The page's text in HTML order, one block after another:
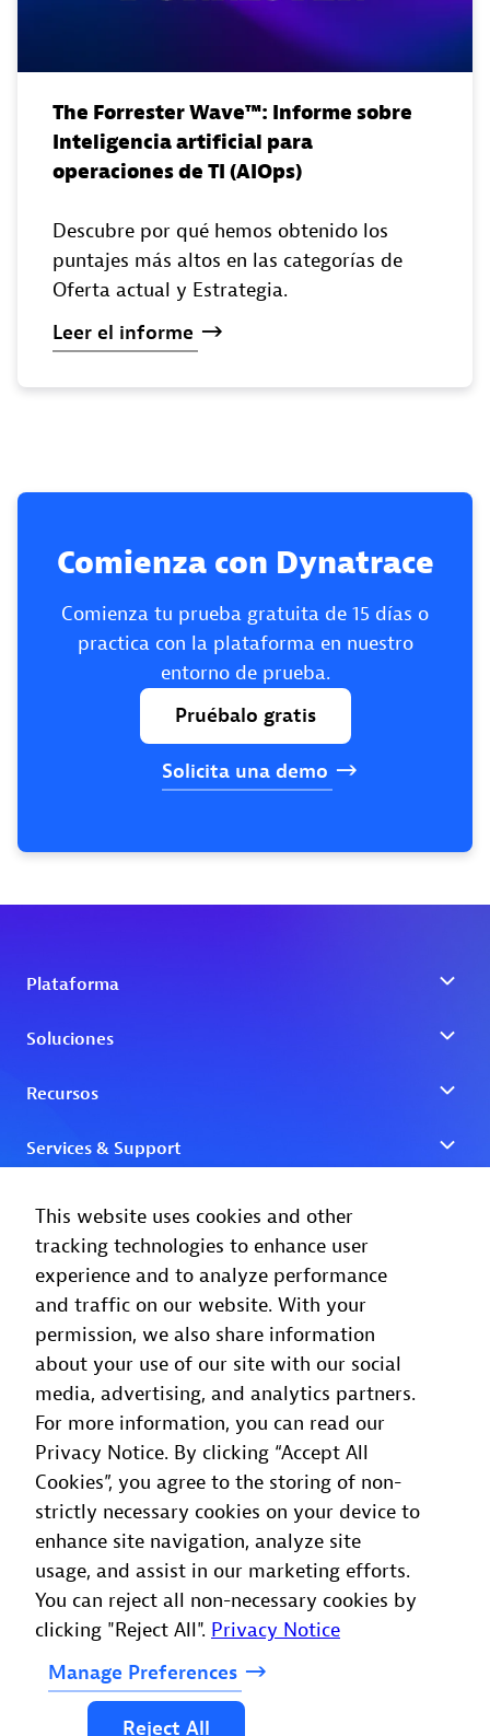
The Forrester Wave™️: Informe sobre
Inteligencia artificial para
operaciones de TI (AIOps)
Descubre por qué hemos obtenido los
puntajes más altos en las categorías de
Oferta actual y Estrategia.
Leer el informe
Comienza con Dynatrace
Comienza tu prueba gratuita de 15 días o
practica con la plataforma en nuestro
entorno de prueba.
Pruébalo gratis
Solicita una demo
This website uses cookies and other
tracking technologies to enhance user
experience and to analyze performance
and traffic on our website. With your
permission, we also share information
about your use of our site with our social
media, advertising, and analytics partners.
For more information, you can read our
Privacy Notice. By clicking “Accept All
Cookies”, you agree to the storing of non-
strictly necessary cookies on your device to
enhance site navigation, analyze site
usage, and assist in our marketing efforts.
You can reject all non-necessary cookies by
clicking "Reject All". Privacy Notice
Manage Preferences
Reject All